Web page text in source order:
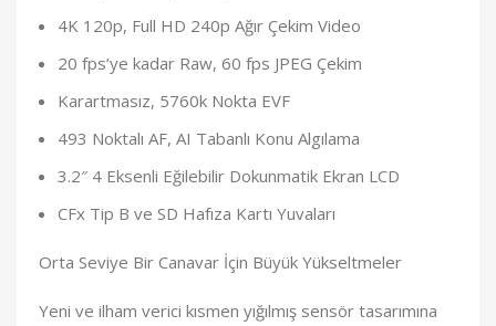
4K 120p, Full HD 240p Ağır Çekim Video
20 fps’ye kadar Raw, 60 fps JPEG Çekim
Karartmasız, 5760k Nokta EVF
493 Noktalı AF, AI Tabanlı Konu Algılama
3.2″ 4 Eksenli Eğilebilir Dokunmatik Ekran LCD
CFx Tip B ve SD Hafıza Kartı Yuvaları
Orta Seviye Bir Canavar İçin Büyük Yükseltmeler
Yeni ve ilham verici kısmen yığılmış sensör tasarımına